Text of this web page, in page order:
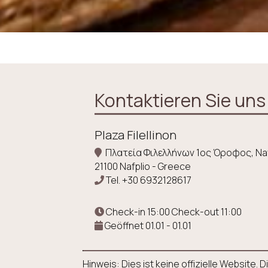
Kontaktieren Sie uns
Plaza Filellinon
Πλατεία Φιλελλήνων 1ος Όροφος,
21100 Nafplio - Greece
Tel.+30 6932128617
Check-in 15:00 Check-out 11:00
Geöffnet 01.01 - 01.01
Hinweis: Dies ist keine offizielle Website.